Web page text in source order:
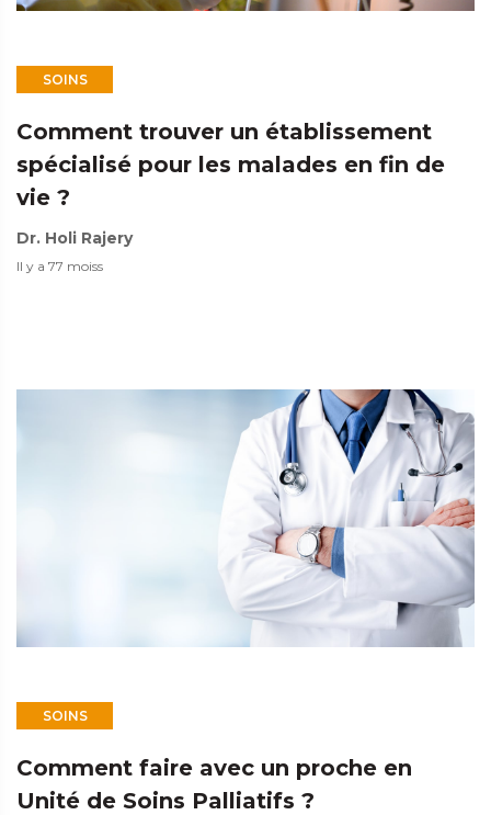
SOINS
Comment trouver un établissement
spécialisé pour les malades en fin de
vie ?
Dr. Holi Rajery
Il y a 77 moiss
SOINS
Comment faire avec un proche en
Unité de Soins Palliatifs ?